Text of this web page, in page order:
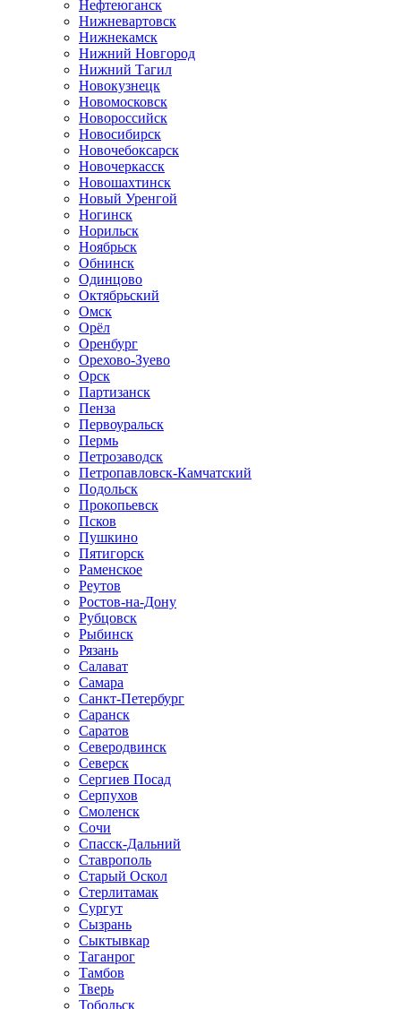
Нефтеюганск
Нижневартовск
Нижнекамск
Нижний Новгород
Нижний Тагил
Новокузнецк
Новомосковск
Новороссийск
Новосибирск
Новочебоксарск
Новочеркасск
Новошахтинск
Новый Уренгой
Ногинск
Норильск
Ноябрьск
Обнинск
Одинцово
Октябрьский
Омск
Орёл
Оренбург
Орехово-Зуево
Орск
Партизанск
Пенза
Первоуральск
Пермь
Петрозаводск
Петропавловск-Камчатский
Подольск
Прокопьевск
Псков
Пушкино
Пятигорск
Раменское
Реутов
Ростов-на-Дону
Рубцовск
Рыбинск
Рязань
Салават
Самара
Санкт-Петербург
Саранск
Саратов
Северодвинск
Северск
Сергиев Посад
Серпухов
Смоленск
Сочи
Спасск-Дальний
Ставрополь
Старый Оскол
Стерлитамак
Сургут
Сызрань
Сыктывкар
Таганрог
Тамбов
Тверь
Тобольск